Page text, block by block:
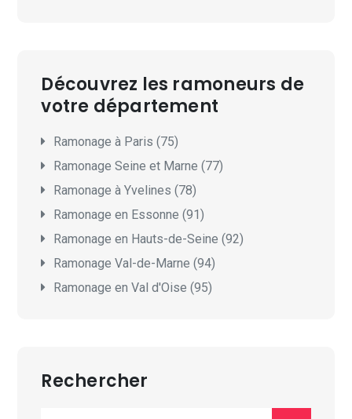
Découvrez les ramoneurs de
votre département
Ramonage à Paris (75)
Ramonage Seine et Marne (77)
Ramonage à Yvelines (78)
Ramonage en Essonne (91)
Ramonage en Hauts-de-Seine (92)
Ramonage Val-de-Marne (94)
Ramonage en Val d'Oise (95)
Rechercher